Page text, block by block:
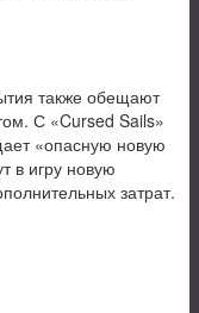
также обещают
С «Cursed Sails»
«опасную новую
в игру новую
затрат.